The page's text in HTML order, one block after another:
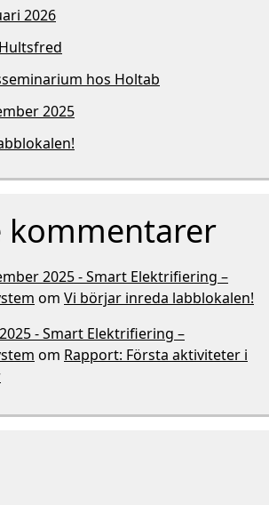
2026
hos Holtab
2025
kommentarer
2025 - Smart Elektrifiering –
om Vi börjar inreda labblokalen!
- Smart Elektrifiering –
om Rapport: Första aktiviteter i